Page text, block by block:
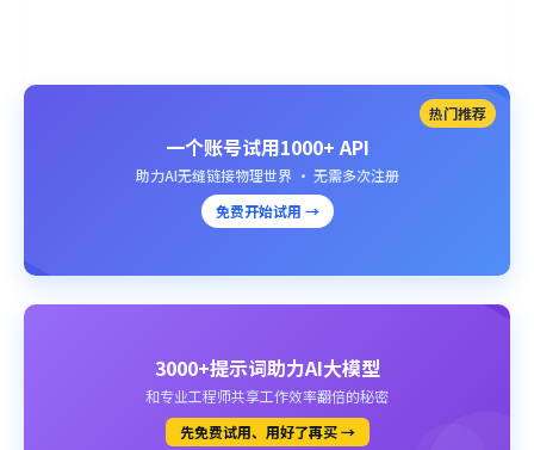
热门推荐
一个账号试用1000+ API
助力AI无缝链接物理世界 · 无需多次注册
免费开始试用 →
3000+提示词助力AI大模型
和专业工程师共享工作效率翻倍的秘密
先免费试用、用好了再买 →